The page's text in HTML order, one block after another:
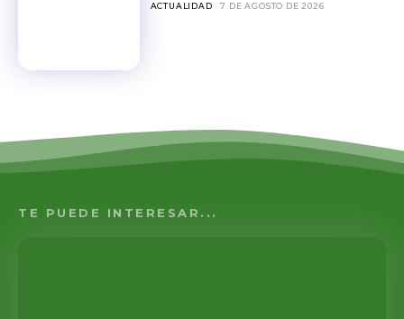
ACTUALIDAD 7 DE AGOSTO DE 2026
TE PUEDE INTERESAR...